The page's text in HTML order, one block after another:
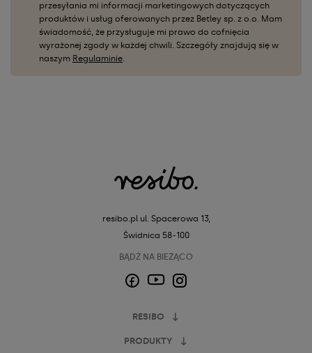
przesyłania mi informacji marketingowych dotyczących
produktów i usług oferowanych przez Betley sp. z o.o. Mam
świadomość, że przysługuje mi prawo do cofnięcia
wyrażonej zgody w każdej chwili. Szczegóły znajdują się w
naszym Regulaminie.
BĄDŹ NA BIEŻĄCO
resibo.plul. Spacerowa 13,
Świdnica 58-100
RESIBO
PRODUKTY